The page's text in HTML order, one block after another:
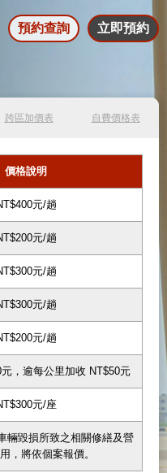
預約查詢 立即預約
跨區加價表 自費價格表
價格說明
元/趟
元/趟
元/趟
元/趟
元/趟
，逾每公里加收 NT$50元
元/座
輛毀損所致之相關修繕及營
，將依個案報價。